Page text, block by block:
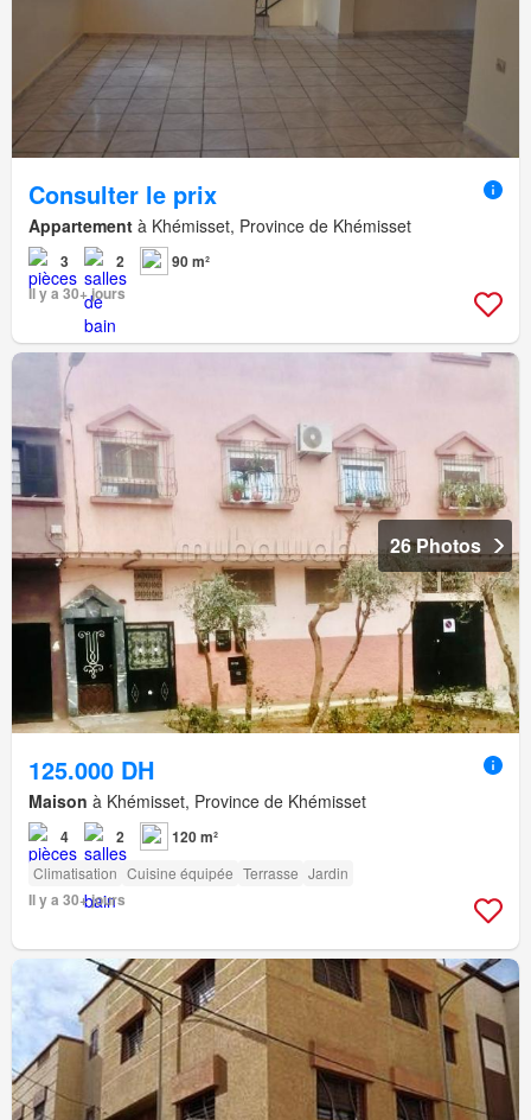
Consulter le prix
Appartement à Khémisset, Province de Khémisset
3 2
90 m²
Il y a 30+ jours
26 Photos
125.000 DH
Maison à Khémisset, Province de Khémisset
4 2 120 m²
Climatisation Cuisine équipée Terrasse Jardin
Il y a 30+ jours